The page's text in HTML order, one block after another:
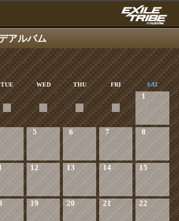
アルバム
TUE WED THU FRI SAT
1
5 6 7 8
12 13 14 15
19 20 21 22